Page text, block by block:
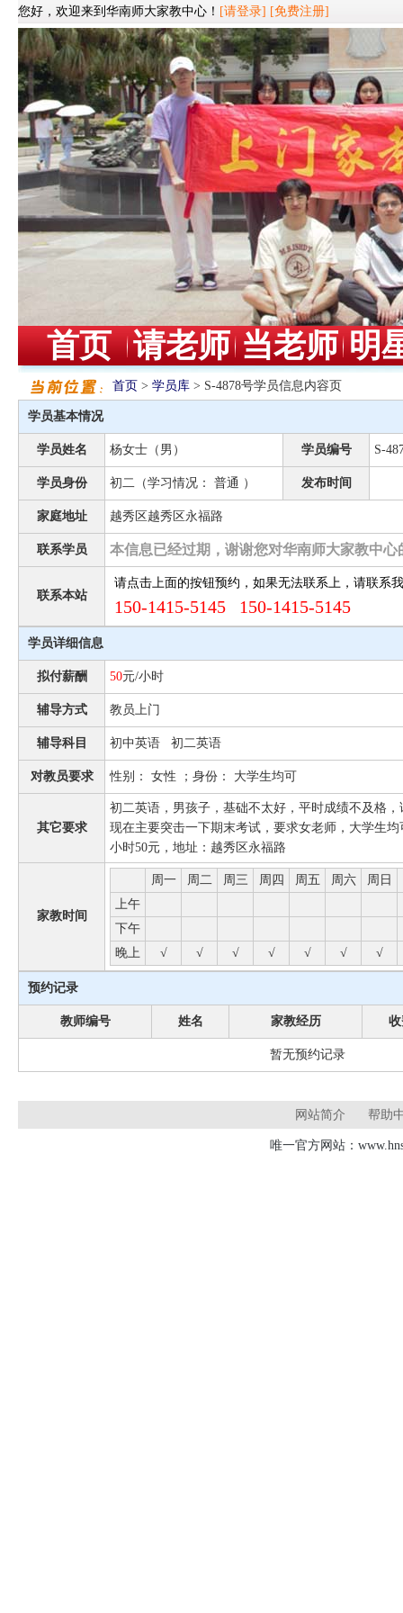
您好，欢迎来到华南师大家教中心！ [请登录] [免费注册]
首页 请老师 当老师 明
首页 > 学员库 > S-4878号学员信息内容页
学员基本情况
学员姓名 杨女士（男） 学员编号 S-
学员身份 初二（学习情况： 普通 ） 发布时间
家庭地址 越秀区越秀区永福路
联系学员 本信息已经过期，谢谢您对华南师大家教中心
联系本站
请点击上面的按钮预约，如果无法联系上，请联系
150-1415-5145 150-1415-5145
学员详细信息
拟付薪酬 50元/小时
辅导方式 教员上门
辅导科目 初中英语 初二英语
对教员要求 性别： 女性 ；身份： 大学生均可
其它要求
初二英语，男孩子，基础不太好，平时成绩不及格
现在主要突击一下期末考试，要求女老师，大学生
小时50元，地址：越秀区永福路
家教时间
周一 周二 周三 周四 周五 周六 周日
上午
下午
晚上
√ √ √ √ √ √ √
预约记录
教师编号 姓名 家教经历
暂无预约记录
网站简介 帮助
唯一官方网站：